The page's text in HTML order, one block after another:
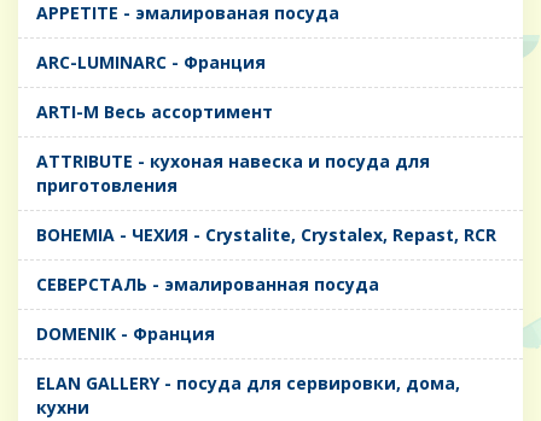
APPETITE - эмалированая посуда
ARC-LUMINARC - Франция
ARTI-M Весь ассортимент
ATTRIBUTE - кухоная навеска и посуда для
приготовления
BOHEMIA - ЧЕХИЯ - Crystalite, Crystalex, Repast, RCR
CЕВЕРСТАЛЬ - эмалированная посуда
DOMENIK - Франция
ELAN GALLERY - посуда для сервировки, дома,
кухни